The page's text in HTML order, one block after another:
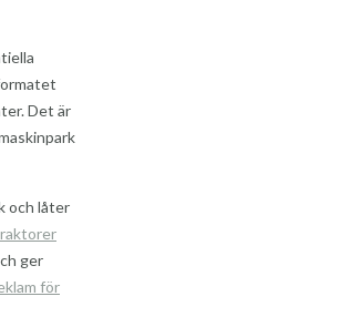
Det är
och låter
ger
för